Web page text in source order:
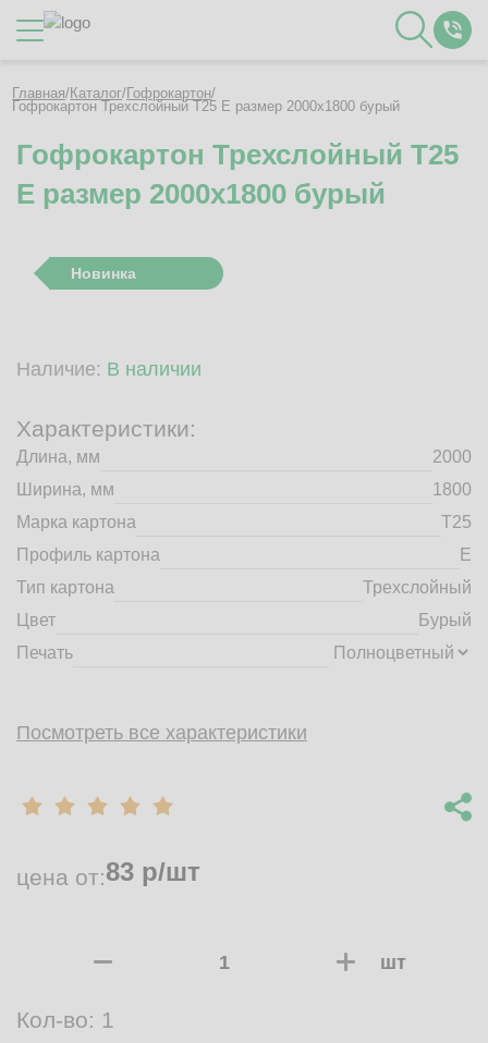
Каталог
О Компании
Контакты
Полезное
Вакансии
Гофротара с печатью
Рассчитать стоимость упаковки
Пн-Пт 8:00 - 17:00
+7 (4832) 71-44-42
г. Брянск, Белобережская улица, 1А
© 2014 - 2026 | ООО ТД "Брянский картон" Все права защищены,
материалов с сайта строго запрещено.
Главная/Каталог/Гофрокартон/
Гофрокартон Трехслойный Т25 E размер 2000x1800 бурый
Гофрокартон Трехслойный Т25
E размер 2000x1800 бурый
Новинка
Наличие: В наличии
Характеристики:
Длина, мм
2000
Ширина, мм
1800
Марка картона
Т25
Профиль картона
E
Тип картона
Трехслойный
Цвет
Бурый
Печать
Посмотреть все характеристики
цена от:83 р/шт
шт
Кол-во: 1